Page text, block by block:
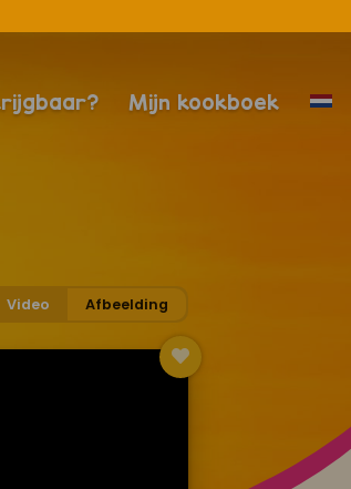
Mijn kookboek
Video Afbeelding